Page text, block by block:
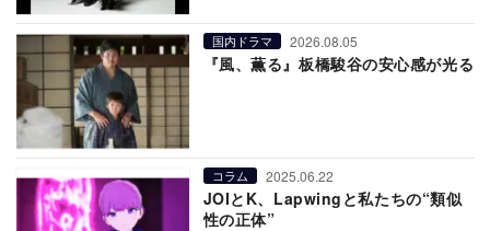
国内ドラマ 2026.08.05
『風、薫る』板橋駿谷の安心感が光る
コラム 2025.06.22
JOIとK、Lapwingと私たちの“類似
性の正体”